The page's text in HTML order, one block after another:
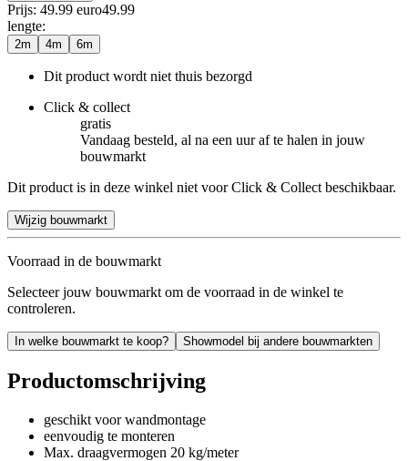
Prijs: 49.99 euro49.99
lengte:
2m 4m 6m
Dit product wordt niet thuis bezorgd
Click & collect
gratis
Vandaag besteld, al na een uur af te halen in jouw
bouwmarkt
Dit product is in deze winkel niet voor Click & Collect beschikbaar.
Wijzig bouwmarkt
Voorraad in de bouwmarkt
Selecteer jouw bouwmarkt om de voorraad in de winkel te
controleren.
In welke bouwmarkt te koop? Showmodel bij andere bouwmarkten
Productomschrijving
geschikt voor wandmontage
eenvoudig te monteren
Max. draagvermogen 20 kg/meter